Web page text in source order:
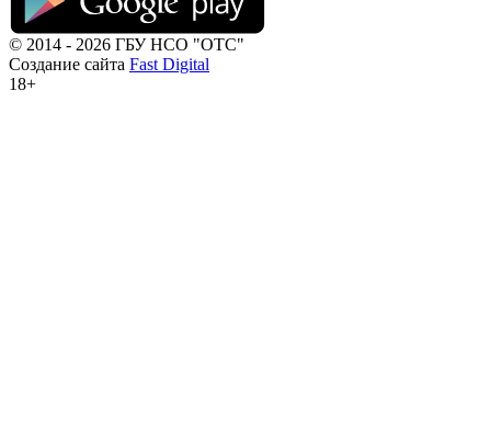
© 2014 - 2026 ГБУ НСО "ОТС"
Создание сайта Fast Digital
18+